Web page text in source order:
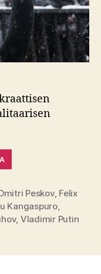
Peskov, Felix
Kangaspuro,
, Vladimir Putin